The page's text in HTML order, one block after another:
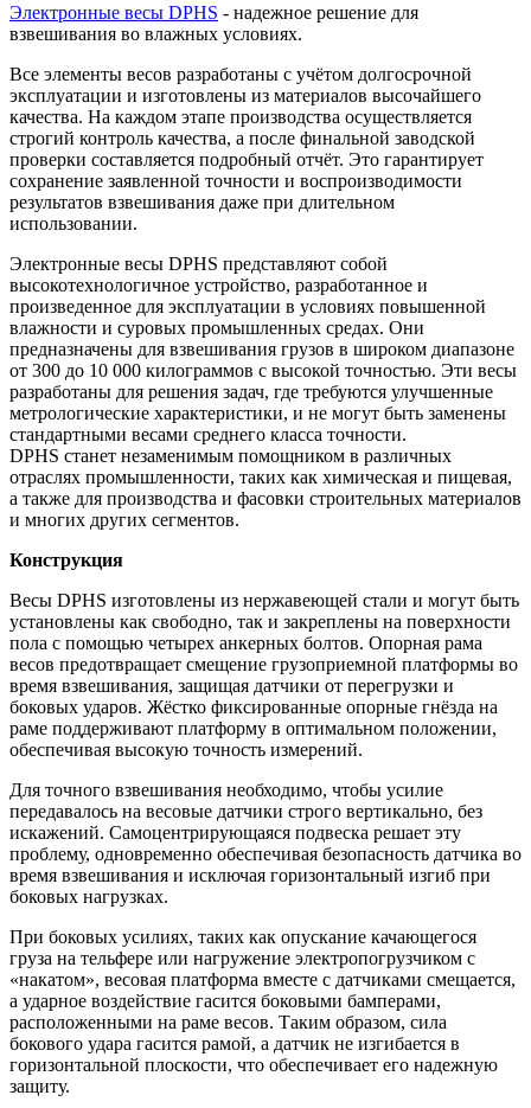
Электронные весы DPHS - надежное решение для
взвешивания во влажных условиях.
Все элементы весов разработаны с учётом долгосрочной
эксплуатации и изготовлены из материалов высочайшего
качества. На каждом этапе производства осуществляется
строгий контроль качества, а после финальной заводской
проверки составляется подробный отчёт. Это гарантирует
сохранение заявленной точности и воспроизводимости
результатов взвешивания даже при длительном
использовании.
Электронные весы DPHS представляют собой
высокотехнологичное устройство, разработанное и
произведенное для эксплуатации в условиях повышенной
влажности и суровых промышленных средах. Они
предназначены для взвешивания грузов в широком диапазоне
от 300 до 10 000 килограммов с высокой точностью. Эти весы
разработаны для решения задач, где требуются улучшенные
метрологические характеристики, и не могут быть заменены
стандартными весами среднего класса точности.
DPHS станет незаменимым помощником в различных
отраслях промышленности, таких как химическая и пищевая,
а также для производства и фасовки строительных материалов
и многих других сегментов.
Конструкция
Весы DPHS изготовлены из нержавеющей стали и могут быть
установлены как свободно, так и закреплены на поверхности
пола с помощью четырех анкерных болтов. Опорная рама
весов предотвращает смещение грузоприемной платформы во
время взвешивания, защищая датчики от перегрузки и
боковых ударов. Жёстко фиксированные опорные гнёзда на
раме поддерживают платформу в оптимальном положении,
обеспечивая высокую точность измерений.
Для точного взвешивания необходимо, чтобы усилие
передавалось на весовые датчики строго вертикально, без
искажений. Самоцентрирующаяся подвеска решает эту
проблему, одновременно обеспечивая безопасность датчика во
время взвешивания и исключая горизонтальный изгиб при
боковых нагрузках.
При боковых усилиях, таких как опускание качающегося
груза на тельфере или нагружение электропогрузчиком с
«накатом», весовая платформа вместе с датчиками смещается,
а ударное воздействие гасится боковыми бамперами,
расположенными на раме весов. Таким образом, сила
бокового удара гасится рамой, а датчик не изгибается в
горизонтальной плоскости, что обеспечивает его надежную
защиту.